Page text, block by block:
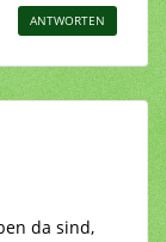
ANTWORTEN
da sind,